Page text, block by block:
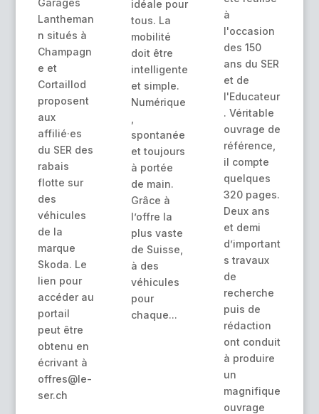
Garages
Lantheman
n situés à
Champagn
e et
Cortaillod
proposent
aux
affilié·es
du SER des
rabais
flotte sur
des
véhicules
de la
marque
Skoda. Le
lien pour
accéder au
portail
peut être
obtenu en
écrivant à
offres@le-
ser.ch
idéale pour
tous. La
mobilité
doit être
intelligente
et simple.
Numérique
spontanée
et toujours
à portée
de main.
Grâce à
l’offre la
plus vaste
de Suisse,
à des
véhicules
pour
chaque...
à
l'occasion
des 150
ans du SER
et de
l'Educateur
. Véritable
ouvrage de
référence,
il compte
quelques
320 pages.
Deux ans
et demi
d’important
s travaux
de
recherche
puis de
rédaction
ont conduit
à produire
un
magnifique
ouvrage